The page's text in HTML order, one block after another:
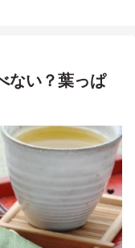
ない？葉っぱ